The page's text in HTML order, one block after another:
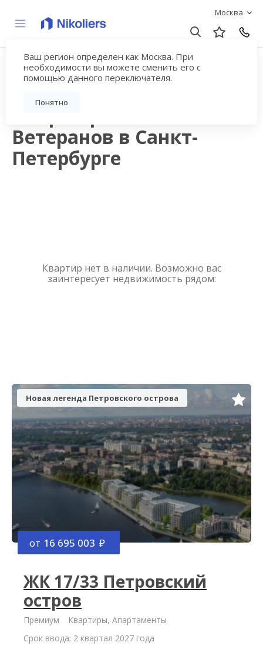
Москва
Ваш регион определен как Москва. При
необходимости вы можете сменить его с
помощью данного переключателя.
Понятно
Продажа квартир в
новостройках рядом с
Ветеранов в Санкт-
Петербурге
Квартир нет в наличии. Возможно вас
заинтересует недвижимость рядом:
Новая легенда Петровского острова
от 16 695 003
ЖК 17/33 Петровский
остров
Премиум
Квартиры, Апартаменты
Срок ввода: 2 квартал 2027 года